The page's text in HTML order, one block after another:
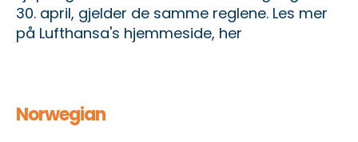
30. april, gjelder de samme reglene. Les mer
på Lufthansa's hjemmeside, her
Norwegian